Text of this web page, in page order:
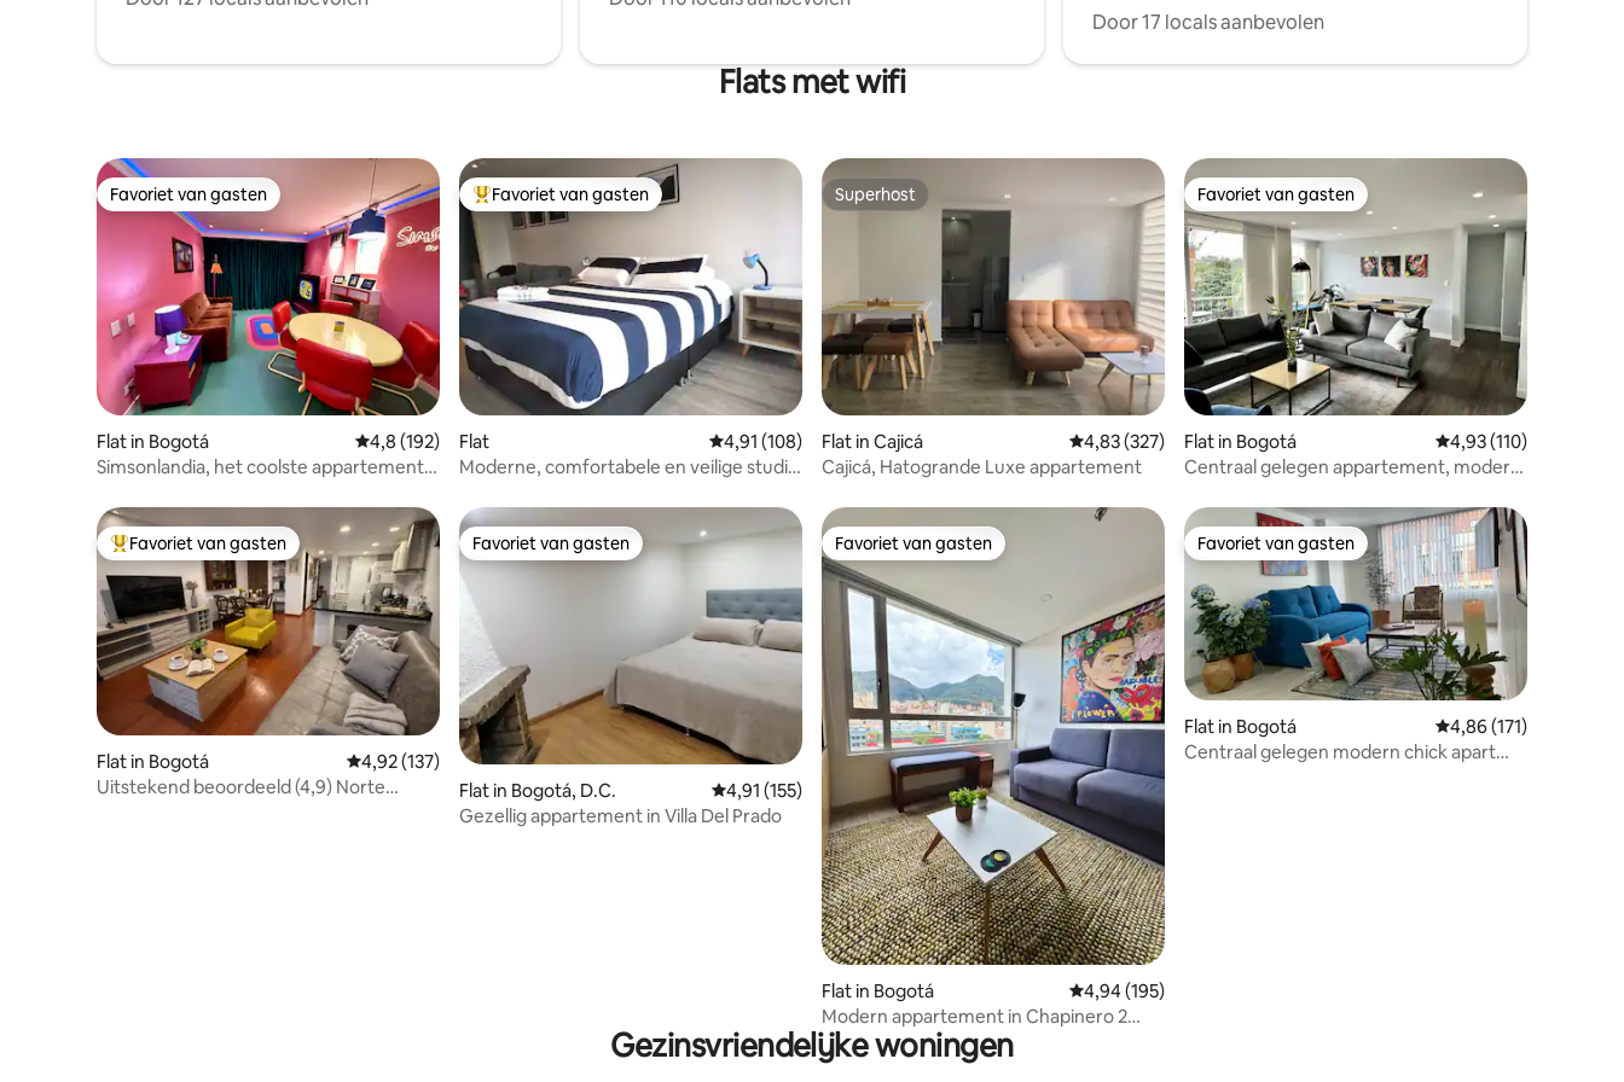
Door 17 locals aanbevolen
Flats met wifi
Favoriet van gasten
Favoriet van gasten
Flat in Bogotá Gemiddelde beoordeling van 4,8 op 5, 192 recensies
4,8 (192)
Simsonlandia, het coolste appartement
Topfavoriet van gasten
Favoriet van gasten
Flat Gemiddelde beoordeling van 4,91 op 5, 108 recensies
4,91 (108)
Moderne, comfortabele en veilige studio
Superhost
Superhost
Flat in Cajicá Gemiddelde beoordeling van 4,83 op 5, 327 recensies
4,83 (327)
Cajicá, Hatogrande Luxe appartement
Favoriet van gasten
Favoriet van gasten
Flat in Bogotá Gemiddelde
4,93 (110)
Centraal gelegen appartement, modern,
Topfavoriet van gasten
Favoriet van gasten
Flat in Bogotá Gemiddelde beoordeling van 4,92 op 5, 137 recensies
4,92 (137)
Uitstekend beoordeeld (4,9) Norte
Favoriet van gasten
Favoriet van gasten
Flat in Bogotá, D.C. Gemiddelde beoordeling van 4,91 op 5, 155 recensies
4,91 (155)
Gezellig appartement in Villa Del Prado
Favoriet van gasten
Favoriet van gasten
Flat in Bogotá Gemiddelde beoordeling van 4,94 op 5, 195 recensies
4,94 (195)
Modern appartement in Chapinero 2
slaapkamers
Favoriet van gasten
Favoriet van gasten
Flat in Bogotá Gemiddelde
4,86 (171)
Centraal gelegen modern chick apart
Gezinsvriendelijke woningen